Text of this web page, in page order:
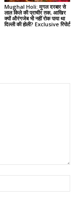
Mughal Holi: मुगल दरबार से
लाल किले की प्राचीर तक, आखिर
क्यों औरंगजेब भी नहीं रोक पाया था
दिल्ली की होली? Exclusive रिपोर्ट